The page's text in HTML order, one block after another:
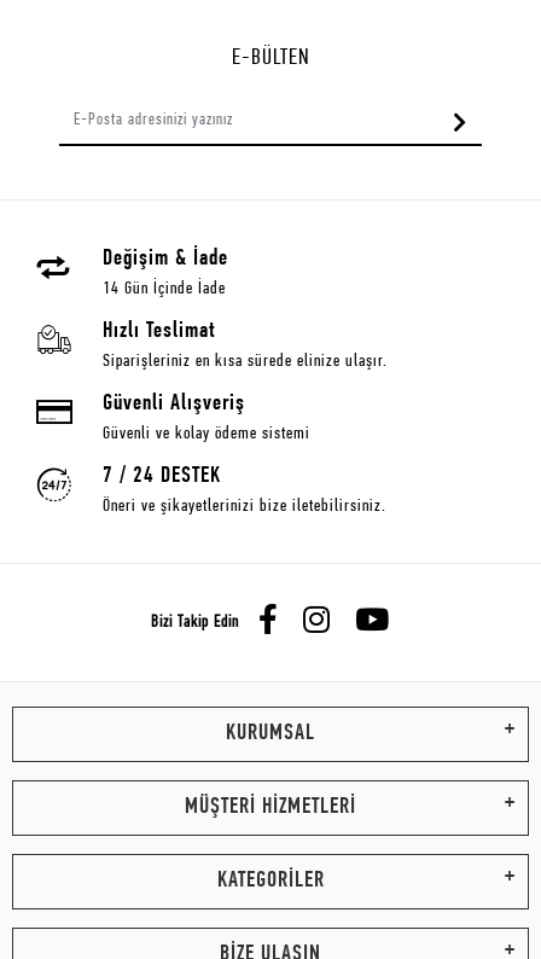
E-BÜLTEN
Değişim & İade
14 Gün İçinde İade
Hızlı Teslimat
Siparişleriniz en kısa sürede elinize ulaşır.
Güvenli Alışveriş
Güvenli ve kolay ödeme sistemi
7 / 24 DESTEK
Öneri ve şikayetlerinizi bize iletebilirsiniz.
Bizi Takip Edin
KURUMSAL
MÜŞTERİ HİZMETLERİ
KATEGORİLER
BİZE ULAŞIN